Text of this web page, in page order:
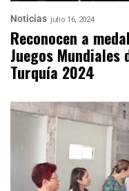
Noticias julio 16, 2024
Reconocen a
Juegos
Turquía 2024